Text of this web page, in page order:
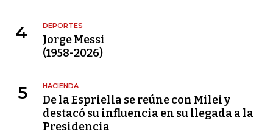
4 DEPORTES
Jorge Messi
(1958-2026)
5 HACIENDA
De la Espriella se reúne con Milei y
destacó su influencia en su llegada a la
Presidencia